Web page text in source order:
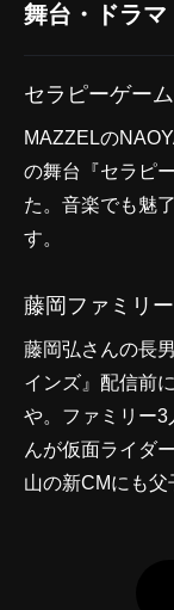
舞台・ドラマ
セラピーゲーム
MAZZELの
の舞台『セラピ
た。音楽でも魅
す。
藤岡ファミリ
藤岡弘さんの長
インズ』配信前
や。ファミリー3
んが仮面ライダ
山の新CMにも父